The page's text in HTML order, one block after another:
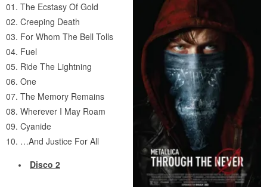
01. The Ecstasy Of Gold
02. Creeping Death
03. For Whom The Bell Tolls
04. Fuel
05. Ride The Lightning
06. One
07. The Memory Remains
08. Wherever I May Roam
09. Cyanide
10. …And Justice For All
Disco 2